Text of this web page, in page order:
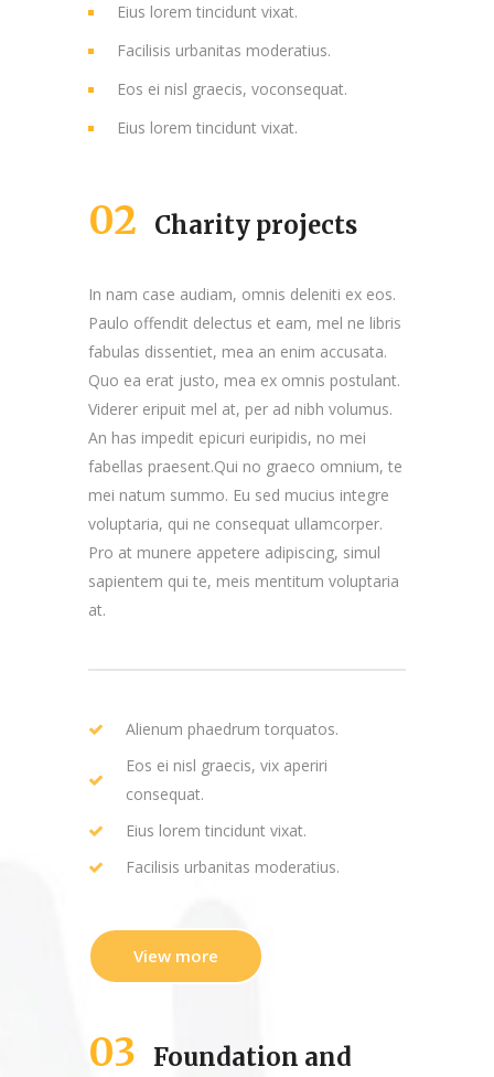
Eius lorem tincidunt vixat.
Facilisis urbanitas moderatius.
Eos ei nisl graecis, voconsequat.
Eius lorem tincidunt vixat.
02 Charity projects
In nam case audiam, omnis deleniti ex eos.
Paulo offendit delectus et eam, mel ne libris
fabulas dissentiet, mea an enim accusata.
Quo ea erat justo, mea ex omnis postulant.
Viderer eripuit mel at, per ad nibh volumus.
An has impedit epicuri euripidis, no mei
fabellas praesent.Qui no graeco omnium, te
mei natum summo. Eu sed mucius integre
voluptaria, qui ne consequat ullamcorper.
Pro at munere appetere adipiscing, simul
sapientem qui te, meis mentitum voluptaria
at.
Alienum phaedrum torquatos.
Eos ei nisl graecis, vix aperiri
consequat.
Eius lorem tincidunt vixat.
Facilisis urbanitas moderatius.
View more
03
Foundation and